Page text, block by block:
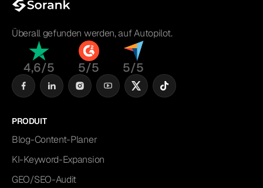
Überall gefunden werden, auf Autopilot.
4,6/5 5/5 5/5
PRODUIT
Blog-Content-Planer
KI-Keyword-Expansion
GEO/SEO-Audit